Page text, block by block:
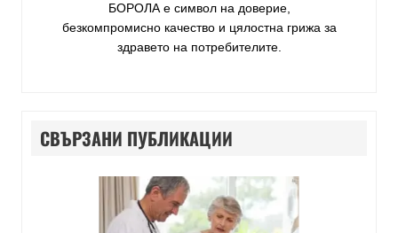
БОРОЛА е символ на доверие,
безкомпромисно качество и цялостна грижа за
здравето на потребителите.
СВЪРЗАНИ ПУБЛИКАЦИИ